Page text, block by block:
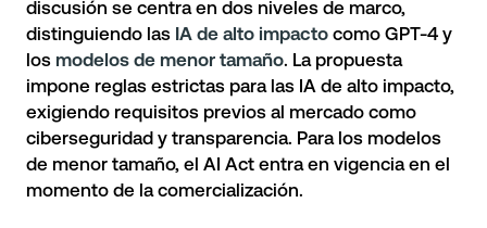
discusión se centra en dos niveles de marco,
distinguiendo las IA de alto impacto como GPT-4 y
los modelos de menor tamaño. La propuesta
impone reglas estrictas para las IA de alto impacto,
exigiendo requisitos previos al mercado como
ciberseguridad y transparencia. Para los modelos
de menor tamaño, el AI Act entra en vigencia en el
momento de la comercialización.